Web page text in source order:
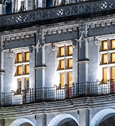
Exporter les lignes
Exporter toutes les
Exporter uniquement les
Menu
Ajoutez un logo, un bouton,
Cliquez pour éditer